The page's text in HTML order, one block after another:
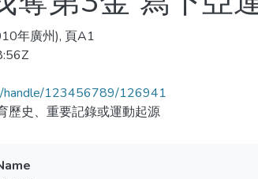
年廣州), 頁A1
handle/123456789/126941
歷史、重要記錄或運動起源